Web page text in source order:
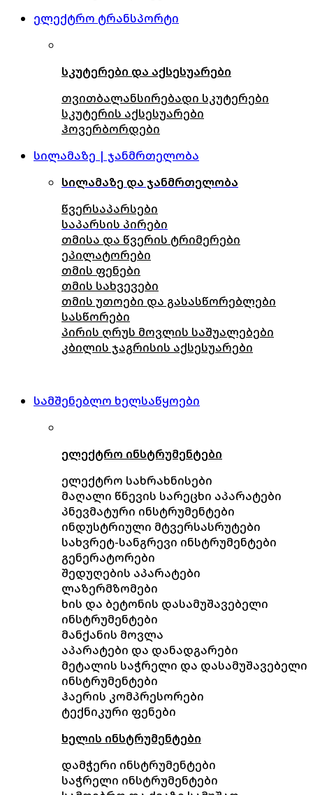
ელექტრო ტრანსპორტი
სკუტერები და აქსესუარები
თვითბალანსირებადი სკუტერები
სკუტერის აქსესუარები
ჰოვერბორდები
სილამაზე | ჯანმრთელობა
სილამაზე და ჯანმრთელობა
წვერსაპარსები
საპარსის პირები
თმისა და წვერის ტრიმერები
ეპილატორები
თმის ფენები
თმის სახვევები
თმის უთოები და გასასწორებლები
სასწორები
პირის ღრუს მოვლის საშუალებები
კბილის ჯაგრისის აქსესუარები
სამშენებლო ხელსაწყოები
ელექტრო ინსტრუმენტები
ელექტრო სახრახნისები
მაღალი წნევის სარეცხი აპარატები
პნევმატური ინსტრუმენტები
ინდუსტრიული მტვერსასრუტები
სახვრეტ-სანგრევი ინსტრუმენტები
გენერატორები
შედუღების აპარატები
ლაზერმზომები
ხის და ბეტონის დასამუშავებელი
ინსტრუმენტები
მანქანის მოვლა
აპარატები და დანადგარები
მეტალის საჭრელი და დასამუშავებელი
ინსტრუმენტები
ჰაერის კომპრესორები
ტექნიკური ფენები
ხელის ინსტრუმენტები
დამჭერი ინსტრუმენტები
საჭრელი ინსტრუმენტები